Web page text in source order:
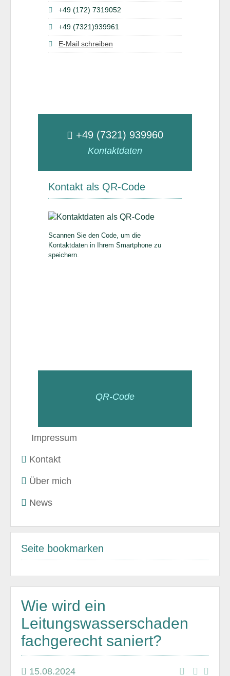
+49 (172) 7319052
+49 (7321)939961
E-Mail schreiben
+49 (7321) 939960
Kontaktdaten
Kontakt als QR-Code
Scannen Sie den Code, um die
Kontaktdaten in Ihrem Smartphone zu
speichern.
QR-Code
Impressum
Kontakt
Über mich
News
Seite bookmarken
Wie wird ein
Leitungswasserschaden
fachgerecht saniert?
15.08.2024